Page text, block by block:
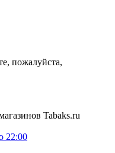
пожалуйста,
Tabaks.ru
22:00